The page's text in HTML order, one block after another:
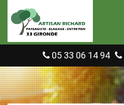
05 33 06 14 94